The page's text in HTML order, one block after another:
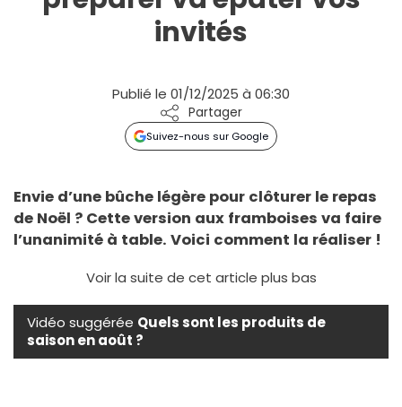
invités
Publié le 01/12/2025 à 06:30
Partager
Suivez-nous sur Google
Envie d’une bûche légère pour clôturer le repas
de Noël ? Cette version aux framboises va faire
l’unanimité à table. Voici comment la réaliser !
Voir la suite de cet article plus bas
Vidéo suggérée Quels sont les produits de
saison en août ?